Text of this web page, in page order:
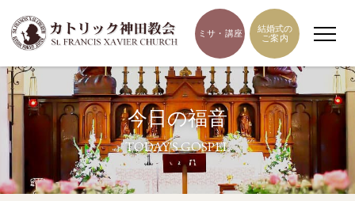
ミサ・講座
結婚式の
ご案内
今日の福音
TODAY'S GOSPEL